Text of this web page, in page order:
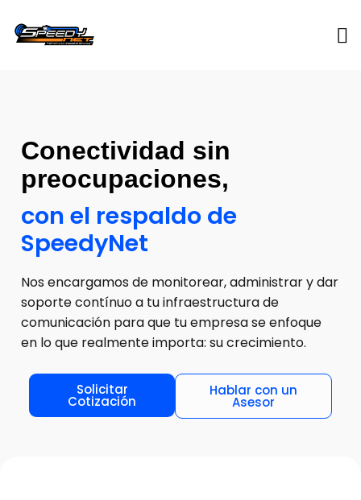
Conectividad sin
preocupaciones,
con el respaldo de
SpeedyNet
Nos encargamos de monitorear, administrar y dar
soporte contínuo a tu infraestructura de
comunicación para que tu empresa se enfoque
en lo que realmente importa: su crecimiento.
Solicitar
Cotización
Hablar con un
Asesor